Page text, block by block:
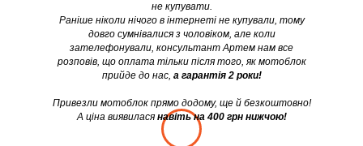
не купувати.
Раніше ніколи нічого в інтернеті не купували, тому
довго сумнівалися з чоловіком, але коли
зателефонували, консультант Артем нам все
розповів, що оплата тільки після того, як мотоблок
прийде до нас, а гарантія 2 роки!
Привезли мотоблок прямо додому, ще й безкоштовно!
А ціна виявилася навіть на 400 грн нижчою!